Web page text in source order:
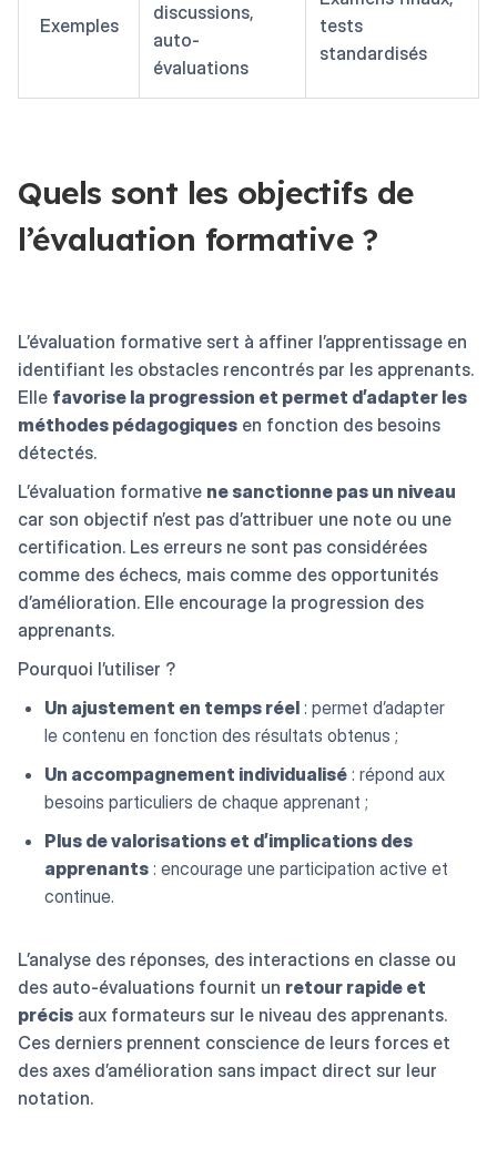
Exemples
discussions,
auto-
évaluations
tests
standardisés
Quels sont les objectifs de
l’évaluation formative ?
L’évaluation formative sert à affiner l’apprentissage en
identifiant les obstacles rencontrés par les apprenants.
Elle favorise la progression et permet d’adapter les
méthodes pédagogiques en fonction des besoins
détectés.
L’évaluation formative ne sanctionne pas un niveau
car son objectif n’est pas d’attribuer une note ou une
certification. Les erreurs ne sont pas considérées
comme des échecs, mais comme des opportunités
d’amélioration. Elle encourage la progression des
apprenants.
Pourquoi l’utiliser ?
Un ajustement en temps réel : permet d’adapter
le contenu en fonction des résultats obtenus ;
Un accompagnement individualisé : répond aux
besoins particuliers de chaque apprenant ;
Plus de valorisations et d’implications des
apprenants : encourage une participation active et
continue.
L’analyse des réponses, des interactions en classe ou
des auto-évaluations fournit un retour rapide et
précis aux formateurs sur le niveau des apprenants.
Ces derniers prennent conscience de leurs forces et
des axes d’amélioration sans impact direct sur leur
notation.